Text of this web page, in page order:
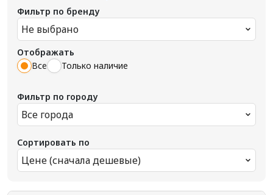
Фильтр по бренду
Не выбрано
Отображать
Все
Только наличие
Фильтр по городу
Все города
Сортировать по
Цене (сначала дешевые)